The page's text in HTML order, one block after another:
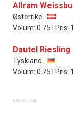
Allram
Østerrike
Volum: 0.75 l Pris:
Dautel Riesling
Tyskland
Volum: 0.75 l Pris: